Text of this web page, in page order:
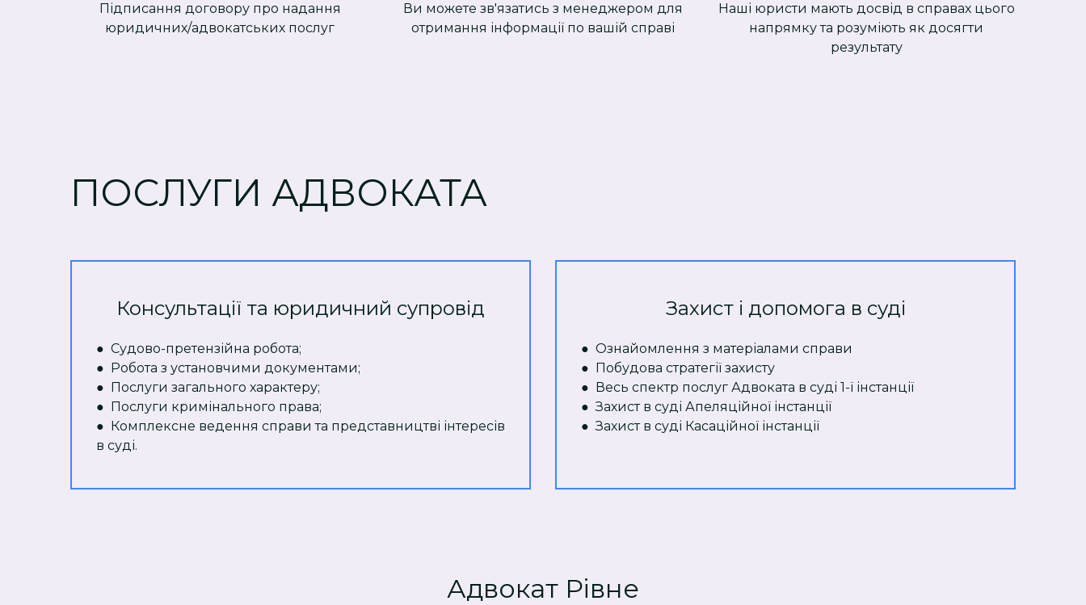
Підписання договору про надання
юридичних/адвокатських послуг
Ви можете зв'язатись з менеджером для
отримання інформації по вашій справі
Наші юристи мають досвід в справах цього
напрямку та розуміють як досягти
результату
ПОСЛУГИ АДВОКАТА
Консультації та юридичний супровід
● Судово-претензійна робота;
● Робота з установчими документами;
● Послуги загального характеру;
● Послуги кримінального права;
● Комплексне ведення справи та представництві інтересів
в суді.
Захист і допомога в суді
● Ознайомлення з матеріалами справи
● Побудова стратегії захисту
● Весь спектр послуг Адвоката в суді 1-ї інстанції
● Захист в суді Апеляційної інстанції
● Захист в суді Касаційної інстанції
Адвокат Рівне